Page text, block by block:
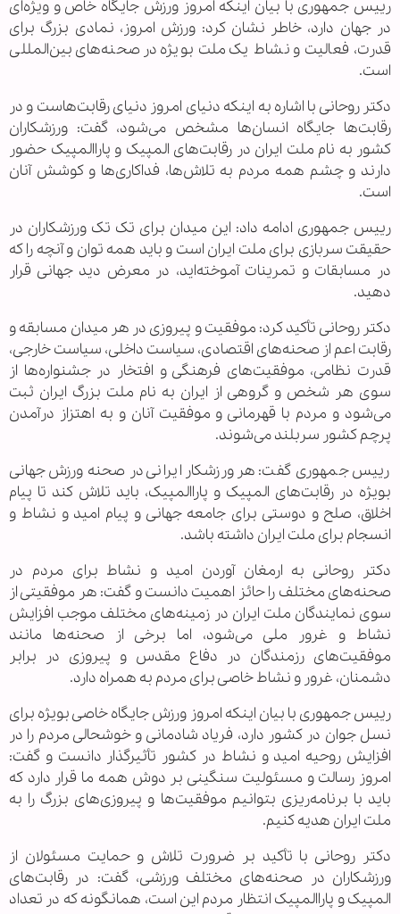
رییس‌ جمهوری با بیان اینکه امروز ورزش جایگاه خاص و ویژه‌ای
در جهان دارد، خاطر نشان کرد: ورزش امروز، نمادی بزرگ برای
قدرت، فعالیت و نشاط یک ملت بویژه در صحنه‌های بین‌المللی
است.
دکتر روحانی با اشاره به اینکه دنیای امروز دنیای رقابت‌هاست و در
رقابت‌ها جایگاه انسان‌ها مشخص می‌شود، گفت: ورزشکاران
کشور به نام ملت ایران در رقابت‌های المپیک و پاراالمپیک حضور
دارند و چشم همه مردم به تلاش‌ها، فداکاری‌ها و کوشش آنان
است.
رییس‌ جمهوری ادامه داد: این میدان برای تک تک ورزشکاران در
حقیقت سربازی برای ملت ایران است و باید همه توان و آنچه را که
در مسابقات و تمرینات آموخته‌اید، در معرض دید جهانی قرار
دهید.
دکتر روحانی تأکید کرد: موفقیت و پیروزی در هر میدان مسابقه و
رقابت اعم از صحنه‌های اقتصادی، سیاست داخلی، سیاست خارجی،
قدرت نظامی، موفقیت‌های فرهنگی و افتخار در جشنواره‌ها از
سوی هر شخص و گروهی از ایران به نام ملت بزرگ ایران ثبت
می‌شود و مردم با قهرمانی و موفقیت آنان و به اهتزاز درآمدن
پرچم کشور سربلند می‌شوند.
رییس‌ جمهوری گفت: هر ورزشکار ایرانی در صحنه ورزش جهانی
بویژه در رقابت‌های المپیک و پاراالمپیک، باید تلاش کند تا پیام
اخلاق، صلح و دوستی برای جامعه جهانی و پیام امید و نشاط و
انسجام برای ملت ایران داشته باشد.
دکتر روحانی به ارمغان آوردن امید و نشاط برای مردم در
صحنه‌های مختلف را حائز اهمیت دانست و گفت: هر موفقیتی از
سوی نمایندگان ملت ایران در زمینه‌های مختلف موجب افزایش
نشاط و غرور ملی می‌شود، اما برخی از صحنه‌ها مانند
موفقیت‌های رزمندگان در دفاع مقدس و پیروزی در برابر
دشمنان، غرور و نشاط خاصی برای مردم به همراه دارد.
رییس‌ جمهوری با بیان اینکه امروز ورزش جایگاه خاصی بویژه برای
نسل جوان در کشور دارد، فریاد شادمانی و خوشحالی مردم را در
افزایش روحیه امید و نشاط در کشور تأثیرگذار دانست و گفت:
امروز رسالت و مسئولیت سنگینی بر دوش همه ما قرار دارد که
باید با برنامه‌ریزی بتوانیم موفقیت‌ها و پیروزی‌های بزرگ را به
ملت ایران هدیه کنیم.
دکتر روحانی با تأکید بر ضرورت تلاش و حمایت مسئولان از
ورزشکاران در صحنه‌های مختلف ورزشی، گفت: در رقابت‌های
المپیک و پاراالمپیک انتظار مردم این است، همانگونه که در تعداد